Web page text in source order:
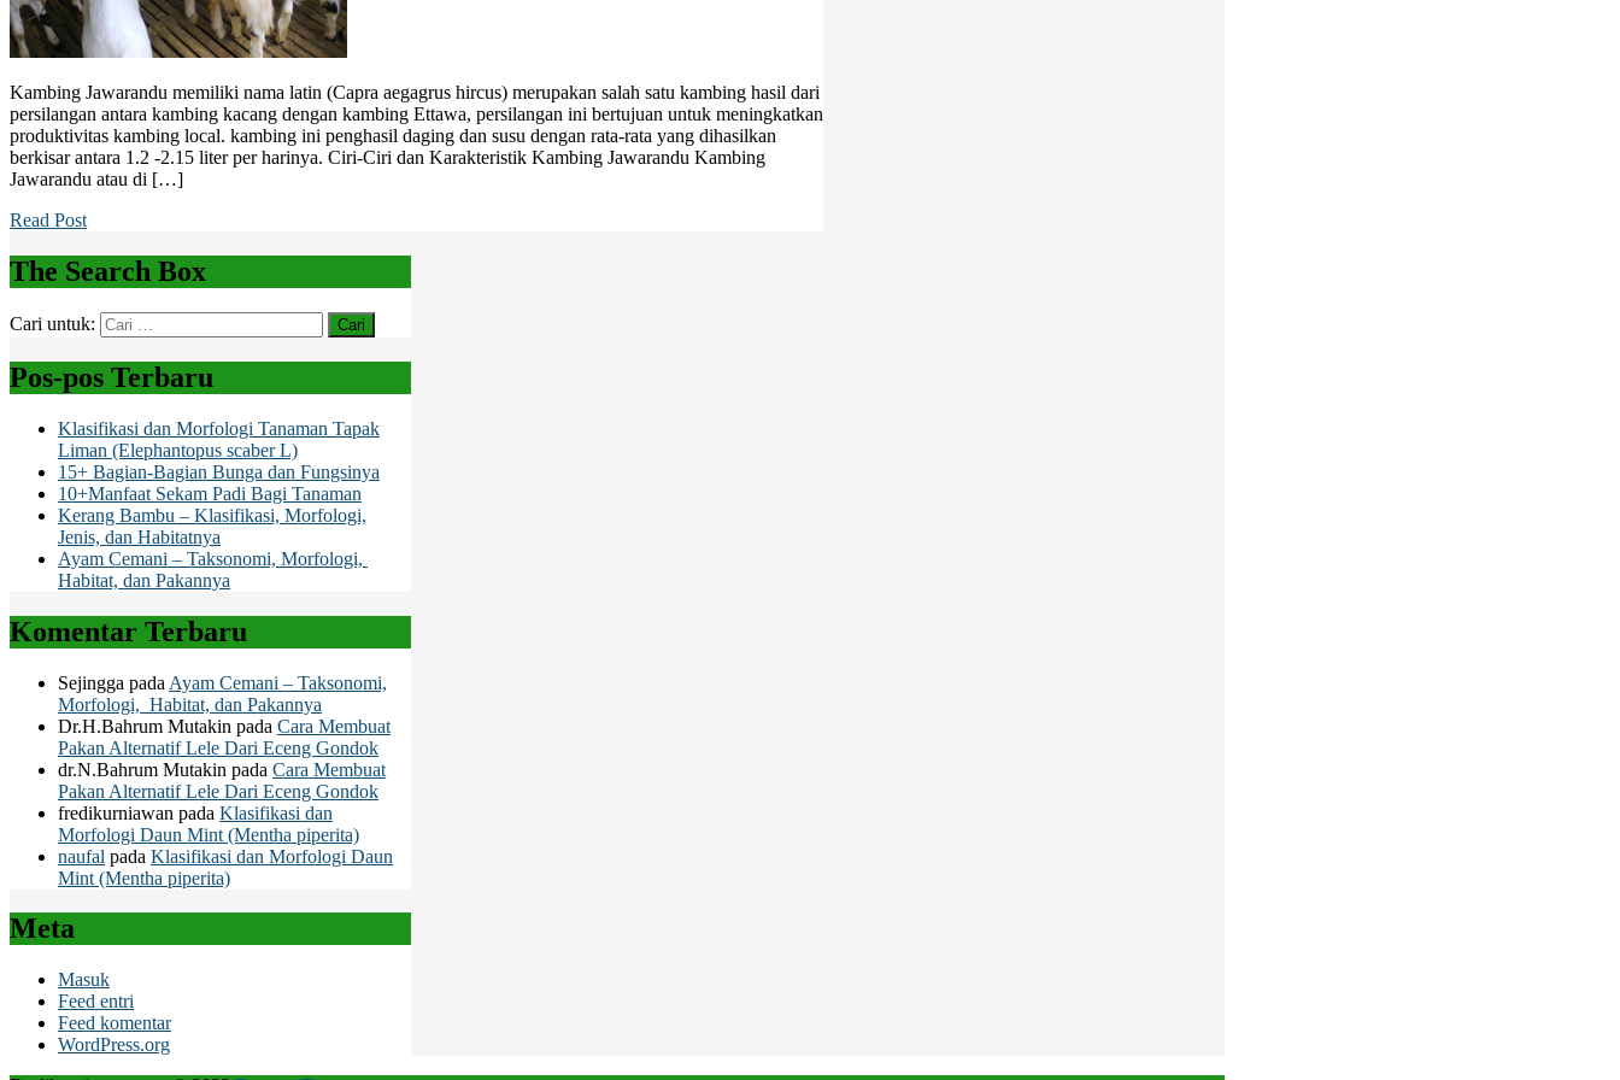
Kambing Jawarandu memiliki nama latin (Capra aegagrus hircus) merupakan salah satu kambing hasil dari
persilangan antara kambing kacang dengan kambing Ettawa, persilangan ini bertujuan untuk meningkatkan
produktivitas kambing local. kambing ini penghasil daging dan susu dengan rata-rata yang dihasilkan
berkisar antara 1.2 -2.15 liter per harinya. Ciri-Ciri dan Karakteristik Kambing Jawarandu Kambing
Jawarandu atau di […]
Read Post
The Search Box
Cari untuk:
Pos-pos Terbaru
Klasifikasi dan Morfologi Tanaman Tapak
Liman (Elephantopus scaber L)
15+ Bagian-Bagian Bunga dan Fungsinya
10+Manfaat Sekam Padi Bagi Tanaman
Kerang Bambu – Klasifikasi, Morfologi,
Jenis, dan Habitatnya
Ayam Cemani – Taksonomi, Morfologi,
Habitat, dan Pakannya
Komentar Terbaru
Sejingga pada Ayam Cemani – Taksonomi,
Morfologi, Habitat, dan Pakannya
Dr.H.Bahrum Mutakin pada Cara Membuat
Pakan Alternatif Lele Dari Eceng Gondok
dr.N.Bahrum Mutakin pada Cara Membuat
Pakan Alternatif Lele Dari Eceng Gondok
fredikurniawan pada Klasifikasi dan
Morfologi Daun Mint (Mentha piperita)
naufal pada Klasifikasi dan Morfologi Daun
Mint (Mentha piperita)
Meta
Masuk
Feed entri
Feed komentar
WordPress.org